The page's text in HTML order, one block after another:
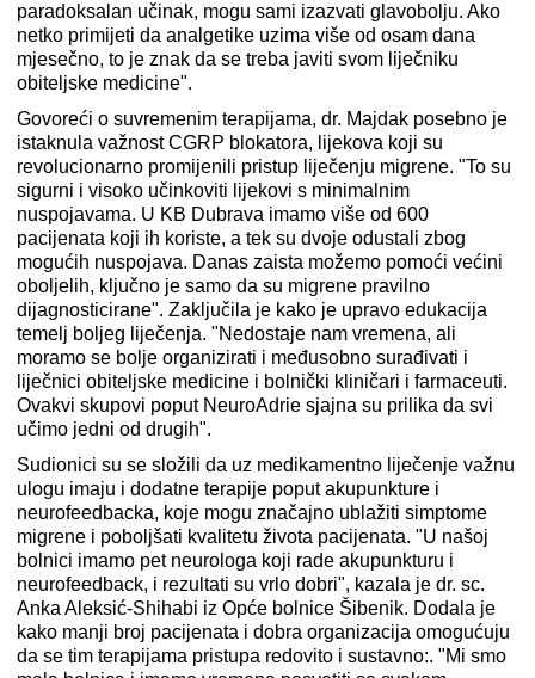
paradoksalan učinak, mogu sami izazvati glavobolju. Ako
netko primijeti da analgetike uzima više od osam dana
mjesečno, to je znak da se treba javiti svom liječniku
obiteljske medicine".
Govoreći o suvremenim terapijama, dr. Majdak posebno je
istaknula važnost CGRP blokatora, lijekova koji su
revolucionarno promijenili pristup liječenju migrene. "To su
sigurni i visoko učinkoviti lijekovi s minimalnim
nuspojavama. U KB Dubrava imamo više od 600
pacijenata koji ih koriste, a tek su dvoje odustali zbog
mogućih nuspojava. Danas zaista možemo pomoći većini
oboljelih, ključno je samo da su migrene pravilno
dijagnosticirane". Zaključila je kako je upravo edukacija
temelj boljeg liječenja. "Nedostaje nam vremena, ali
moramo se bolje organizirati i međusobno surađivati i
liječnici obiteljske medicine i bolnički kliničari i farmaceuti.
Ovakvi skupovi poput NeuroAdrie sjajna su prilika da svi
učimo jedni od drugih".
Sudionici su se složili da uz medikamentno liječenje važnu
ulogu imaju i dodatne terapije poput akupunkture i
neurofeedbacka, koje mogu značajno ublažiti simptome
migrene i poboljšati kvalitetu života pacijenata. "U našoj
bolnici imamo pet neurologa koji rade akupunkturu i
neurofeedback, i rezultati su vrlo dobri", kazala je dr. sc.
Anka Aleksić-Shihabi iz Opće bolnice Šibenik. Dodala je
kako manji broj pacijenata i dobra organizacija omogućuju
da se tim terapijama pristupa redovito i sustavno:. "Mi smo